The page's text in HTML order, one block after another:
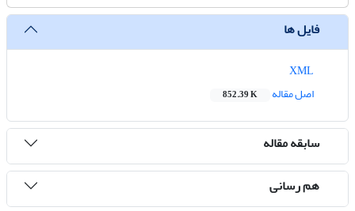
فایل ها
اصل مقاله
852.39 K
سابقه مقاله
هم رسانی